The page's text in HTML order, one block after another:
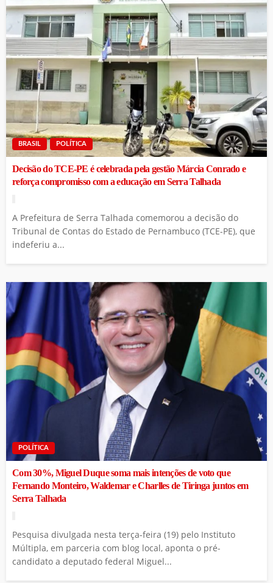
BRASIL POLÍTICA
Decisão do TCE-PE é celebrada pela gestão Márcia Conrado e
reforça compromisso com a educação em Serra Talhada
A Prefeitura de Serra Talhada comemorou a decisão do
Tribunal de Contas do Estado de Pernambuco (TCE-PE), que
indeferiu a...
POLÍTICA
Com 30%, Miguel Duque soma mais intenções de voto que
Fernando Monteiro, Waldemar e Charlles de Tiringa juntos em
Serra Talhada
Pesquisa divulgada nesta terça-feira (19) pelo Instituto
Múltipla, em parceria com blog local, aponta o pré-
candidato a deputado federal Miguel...